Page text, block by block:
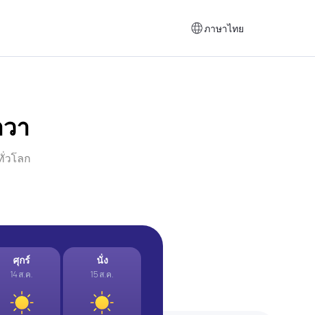
ภาษาไทย
า
วโลก
ศุกร์
14 ส.ค.
นั่ง
15 ส.ค.